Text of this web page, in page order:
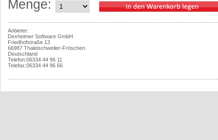
Menge:
Anbieter:
Dexheimer Software GmbH
Friedhofstraße 13
66987 Thaleischweiler-Fröschen
Deutschland
Telefon:06334 44 96 11
Telefax:06334 44 96 66